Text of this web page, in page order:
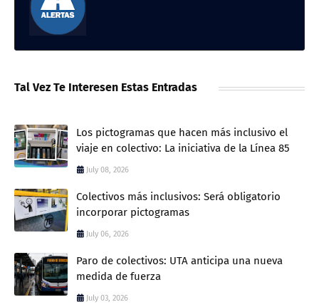
Tal Vez Te Interesen Estas Entradas
Los pictogramas que hacen más inclusivo el
viaje en colectivo: La iniciativa de la Línea 85
July 08, 2026
Colectivos más inclusivos: Será obligatorio
incorporar pictogramas
July 06, 2026
Paro de colectivos: UTA anticipa una nueva
medida de fuerza
July 03, 2026